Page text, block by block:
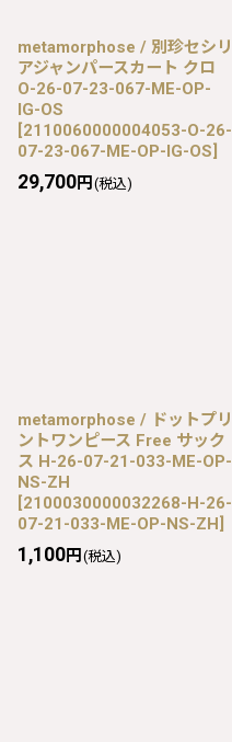
metamorphose / 別珍セシリ
アジャンパースカート クロ
O-26-07-23-067-ME-OP-
IG-OS
[2110060000004053-O-26-
07-23-067-ME-OP-IG-OS]
29,700円 (税込)
metamorphose / ドットプリ
ントワンピース Free サック
ス H-26-07-21-033-ME-OP-
NS-ZH
[2100030000032268-H-26-
07-21-033-ME-OP-NS-ZH]
1,100円 (税込)